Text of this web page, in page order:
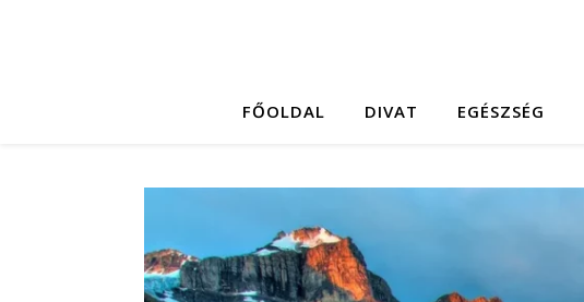
FŐOLDAL DIVAT EGÉSZSÉG